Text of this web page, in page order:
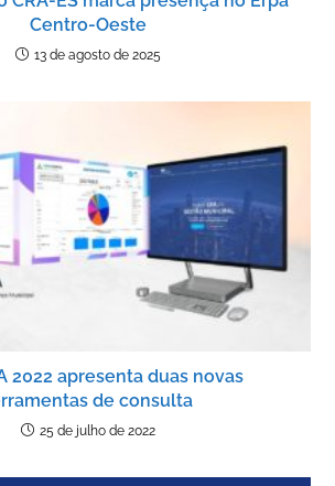
Centro-Oeste
13 de agosto de 2025
2022 apresenta duas novas
de consulta
25 de julho de 2022